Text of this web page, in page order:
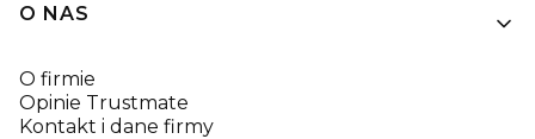
O NAS
O firmie
Opinie Trustmate
Kontakt i dane firmy